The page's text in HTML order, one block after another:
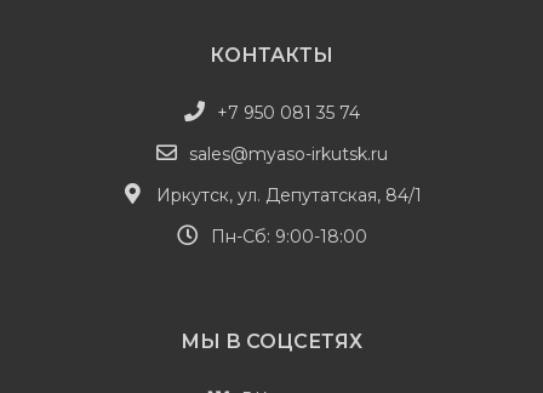
КОНТАКТЫ
+7 950 081 35 74
sales@myaso-irkutsk.ru
Иркутск, ул. Депутатская, 84/1
Пн-Сб: 9:00-18:00
МЫ В СОЦСЕТЯХ